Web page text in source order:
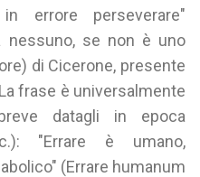
errore perseverare"
nessuno, se non è uno
di Cicerone, presente
frase è universalmente
datagli in epoca
"Errare è umano,
(Errare humanum